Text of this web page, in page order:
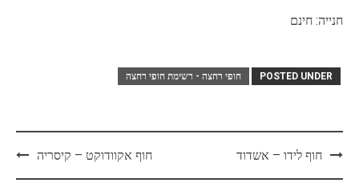
חנייה: חינם
POSTED UNDER חופי רחצה - רשימת חופי רחצה
Postחוף לידו – אשדוד חוף אקוודוקט – קיסריה